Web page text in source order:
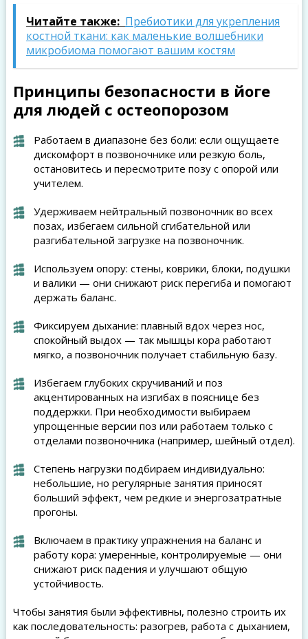
Читайте также: Пребиотики для укрепления
костной ткани: как маленькие волшебники
микробиома помогают вашим костям
Принципы безопасности в йоге
для людей с остеопорозом
Работаем в диапазоне без боли: если ощущаете
дискомфорт в позвоночнике или резкую боль,
остановитесь и пересмотрите позу с опорой или
учителем.
Удерживаем нейтральный позвоночник во всех
позах, избегаем сильной сгибательной или
разгибательной загрузке на позвоночник.
Используем опору: стены, коврики, блоки, подушки
и валики — они снижают риск перегиба и помогают
держать баланс.
Фиксируем дыхание: плавный вдох через нос,
спокойный выдох — так мышцы кора работают
мягко, а позвоночник получает стабильную базу.
Избегаем глубоких скручиваний и поз
акцентированных на изгибах в пояснице без
поддержки. При необходимости выбираем
упрощенные версии поз или работаем только с
отделами позвоночника (например, шейный отдел).
Степень нагрузки подбираем индивидуально:
небольшие, но регулярные занятия приносят
больший эффект, чем редкие и энергозатратные
прогоны.
Включаем в практику упражнения на баланс и
работу кора: умеренные, контролируемые — они
снижают риск падения и улучшают общую
устойчивость.
Чтобы занятия были эффективны, полезно строить их
как последовательность: разогрев, работа с дыханием,